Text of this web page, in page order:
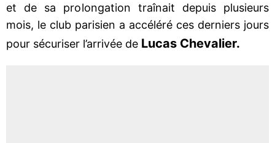
et de sa prolongation traînait depuis plusieurs
mois, le club parisien a accéléré ces derniers jours
pour sécuriser l’arrivée de Lucas Chevalier.